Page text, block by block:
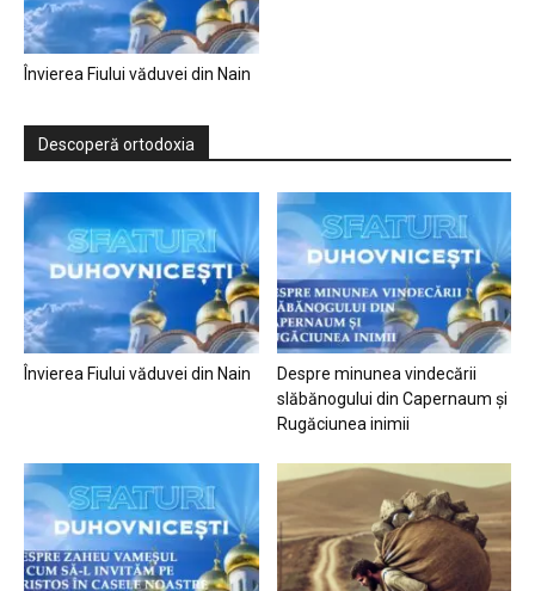
Învierea Fiului văduvei din Nain
Descoperă ortodoxia
Învierea Fiului văduvei din Nain
Despre minunea vindecării
slăbănogului din Capernaum și
Rugăciunea inimii